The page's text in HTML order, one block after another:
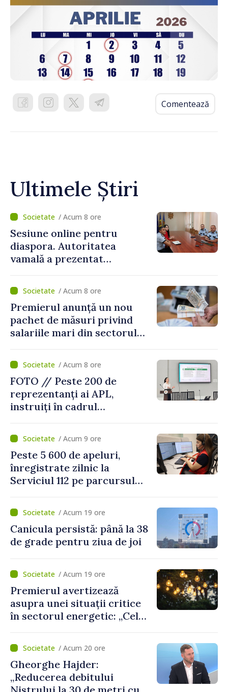
Comentează
Ultimele Știri
/ Acum 8 ore
Sesiune online pentru
diaspora. Autoritatea
vamală a prezentat
revenirea în țară
/ Acum 8 ore
Premierul anunță un nou
pachet de măsuri privind
salariile mari din sectorul
/ Acum 8 ore
FOTO // Peste 200 de
reprezentanți ai APL,
instruiți în cadrul
Mediu privind aplicarea a
două regulamente din
domeniu
/ Acum 9 ore
Peste 5 600 de apeluri,
înregistrate zilnic la
Serviciul 112 pe parcursul
cetățeni au solicitat
ambulanța/ Acum 19 ore
Canicula persistă: până la 38
de grade pentru ziua de joi
/ Acum 19 ore
Premierul avertizează
asupra unei situații critice
în sectorul energetic: „Cel
putea cumpăra nici curent
de avarie”/ Acum 20 ore
Gheorghe Hajder:
„Reducerea debitului